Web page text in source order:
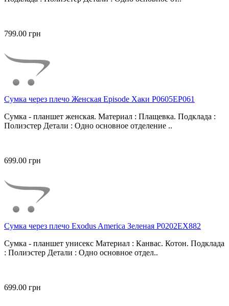
799.00 грн
Сумка через плечо Женская Episode Хаки P0605EP061
Сумка - планшет женская. Материал : Плащевка. Подклада :
Полиэстер Детали : Одно основное отделение ..
699.00 грн
Сумка через плечо Exodus America Зеленая P0202EX882
Сумка - планшет унисекс Материал : Канвас. Котон. Подклада
: Полиэстер Детали : Одно основное отдел..
699.00 грн